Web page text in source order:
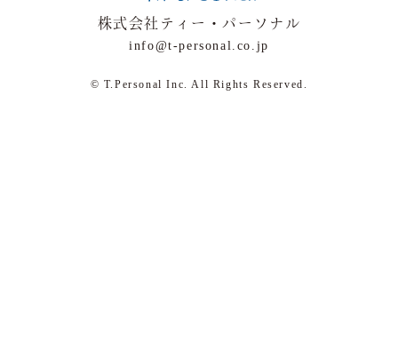
株式会社ティー・パーソナル
info@t-personal.co.jp
© T.Personal Inc. All Rights Reserved.